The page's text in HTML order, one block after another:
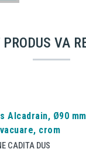
VA
Alcadrain, Ø90
crom
CADITA DUS